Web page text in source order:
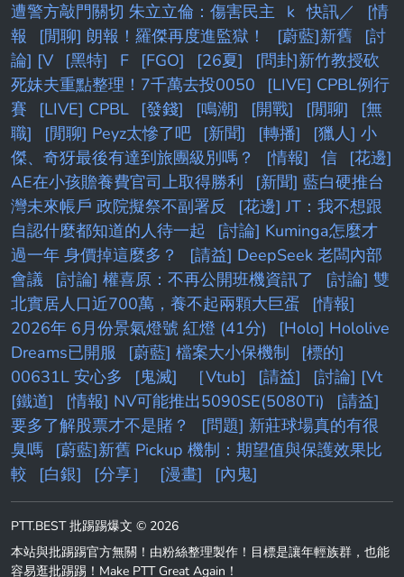
遭警方敲門關切 朱立立倫：傷害民主 k 快訊／
[情
報
[閒聊] 朗報！羅傑再度進監獄！ [蔚藍]新舊
[討
論] [V
[黑特] F [FGO] [26夏]
[問卦]新竹教授砍
死妹夫重點整理！7千萬去投0050
[LIVE] CPBL例行
賽
[LIVE] CPBL [發錢] [鳴潮] [開戰] [閒聊]
[無
職]
[閒聊] Peyz太慘了吧 [新聞] [轉播]
[獵人] 小
傑、奇犽最後有達到旅團級別嗎？
[情報] 信
[花邊]
AE在小孩贍養費官司上取得勝利
[新聞] 藍白硬推台
灣未來帳戶 政院擬祭不副署反
[花邊] JT：我不想跟
自認什麼都知道的人待一起
[討論] Kuminga怎麼才
過一年 身價掉這麼多？
[請益] DeepSeek 老闆內部
會議
[討論] 權喜原：不再公開班機資訊了
[討論] 雙
北實居人口近700萬，養不起兩顆大巨蛋
[情報]
2026年 6月份景氣燈號 紅燈 (41分)
[Holo] Hololive
Dreams已開服
[蔚藍] 檔案大小保機制
[標的]
00631L 安心多
[鬼滅] ［Vtub] [請益]
[討論] [Vt
[鐵道]
[情報] NV可能推出5090SE(5080Ti)
[請益]
要多了解股票才不是賭？
[問題] 新莊球場真的有很
臭嗎
[蔚藍]新舊 Pickup 機制：期望值與保護效果比
較
[白銀] [分享］ [漫畫] [內鬼]
PTT.BEST 批踢踢爆文 © 2026
本站與批踢踢官方無關！由粉絲整理製作！目標是讓年輕族群，也能
容易逛批踢踢！Make PTT Great Again！